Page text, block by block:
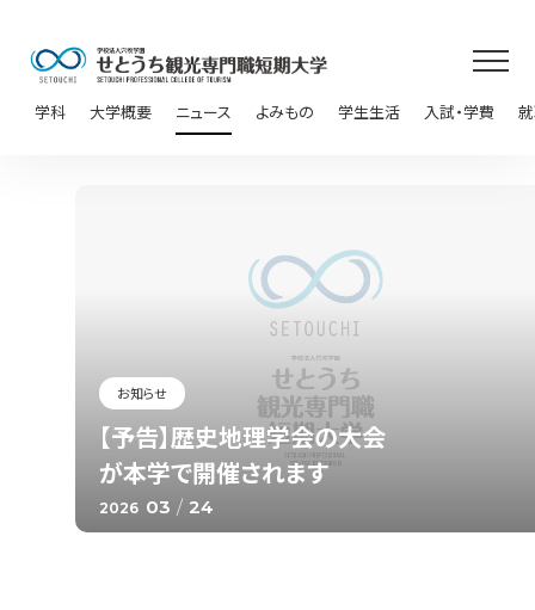
学科 大学概要 ニュース よみもの 学生生活 入試・学費
お知らせ
【予告】歴史地理学会の大会
が本学で開催されます
2026 03 / 24